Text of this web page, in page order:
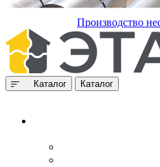
Производство
Каталог Каталог